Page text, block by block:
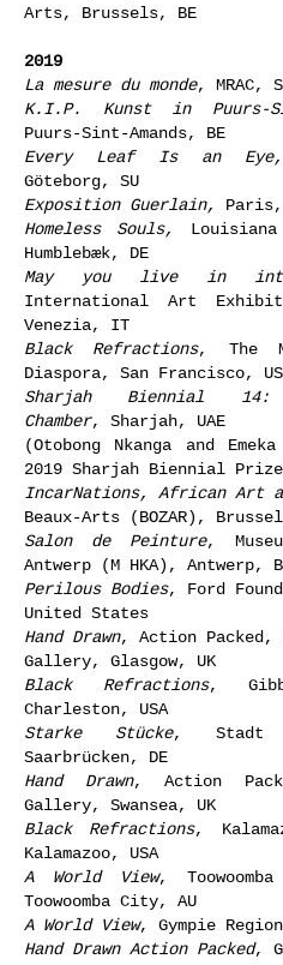
Arts, Brussels, BE
2019
La mesure du monde, MRAC,
K.I.P. Kunst in Puurs-
Puurs-Sint-Amands, BE
Every Leaf Is an Eye
Göteborg, SU
Exposition Guerlain, Paris,
Homeless Souls,
Humblebæk, DE
May you live in
International Art
Venezia, IT
Black Refractions, The
Diaspora, San Francisco,
Sharjah Biennial
Chamber, Sharjah, UAE
(Otobong Nkanga and
2019 Sharjah Biennial
IncarNations, African Art
Beaux-Arts (BOZAR),
Salon de Peinture,
Antwerp (M HKA), Antwerp,
Perilous Bodies, Ford
United States
Hand Drawn, Action Packed,
Gallery, Glasgow, UK
Black Refractions,
Charleston, USA
Starke Stücke, Stadt
Saarbrücken, DE
Hand Drawn, Action
Gallery, Swansea, UK
Black Refractions,
Kalamazoo, USA
A World View,
Toowoomba City, AU
A World View, Gympie
Hand Drawn Action Packed,